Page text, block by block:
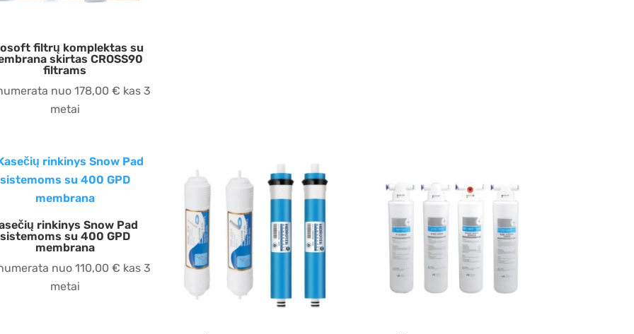
filtrų komplektas su
skirtas CROSS90
filtrams
nuo178,00€ kas 3
metai
rinkinys Snow Pad
sistemoms su 400 GPD
membrana
nuo 110,00 € kas 3
metai